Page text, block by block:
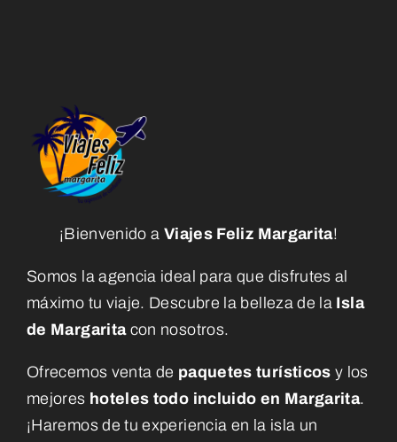
¡Bienvenido a Viajes Feliz Margarita!
Somos la agencia ideal para que disfrutes al
máximo tu viaje. Descubre la belleza de la Isla
de Margaritacon nosotros.
Ofrecemos venta de paquetes turísticos y los
mejores hoteles todo incluido en Margarita.
¡Haremos de tu experiencia en la isla un